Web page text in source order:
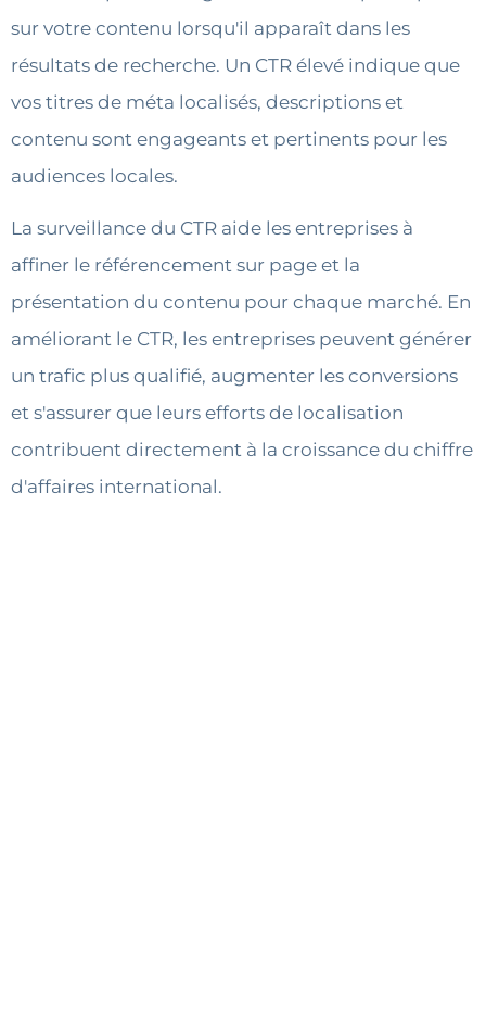
sur votre contenu lorsqu'il apparaît dans les
résultats de recherche. Un CTR élevé indique que
vos titres de méta localisés, descriptions et
contenu sont engageants et pertinents pour les
audiences locales.
La surveillance du CTR aide les entreprises à
affiner le référencement sur page et la
présentation du contenu pour chaque marché. En
améliorant le CTR, les entreprises peuvent générer
un trafic plus qualifié, augmenter les conversions
et s'assurer que leurs efforts de localisation
contribuent directement à la croissance du chiffre
d'affaires international.